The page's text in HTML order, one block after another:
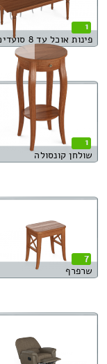
1
פינות אוכל עד 8 סועדים
1
שולחן קונסולה
7
שרפרף